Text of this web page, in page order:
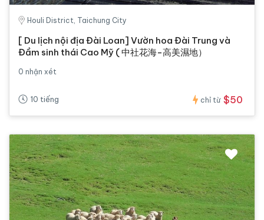
Houli District, Taichung City
[ Du lịch nội địa Đài Loan] Vườn hoa Đài Trung và
Đầm sinh thái Cao Mỹ ( 中社花海-高美濕地）
0 nhận xét
10 tiếng chỉ từ $50